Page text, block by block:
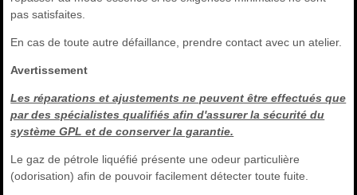
pas satisfaites.
En cas de toute autre défaillance, prendre contact avec un atelier.
Avertissement
Les réparations et ajustements ne peuvent être effectués que
par des spécialistes qualifiés afin d'assurer la sécurité du
système GPL et de conserver la garantie.
Le gaz de pétrole liquéfié présente une odeur particulière
(odorisation) afin de pouvoir facilement détecter toute fuite.